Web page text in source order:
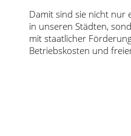
Damit sind sie nicht nur
in unseren Städten,
mit staatlicher
Betriebskosten und